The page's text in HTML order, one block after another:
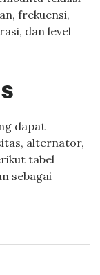
frekuensi,
dan level
dapat
alternator,
tabel
sebagai